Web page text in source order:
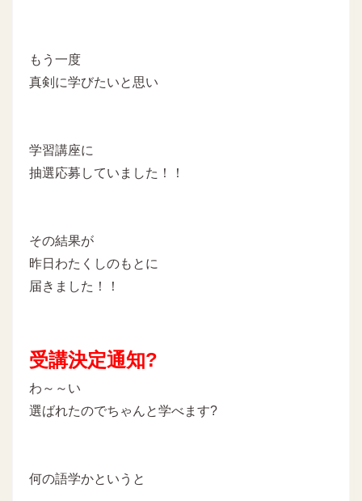
もう一度
真剣に学びたいと思い
学習講座に
抽選応募していました！！
その結果が
昨日わたくしのもとに
届きました！！
受講決定通知?
わ～～い
選ばれたのでちゃんと学べます?
何の語学かというと